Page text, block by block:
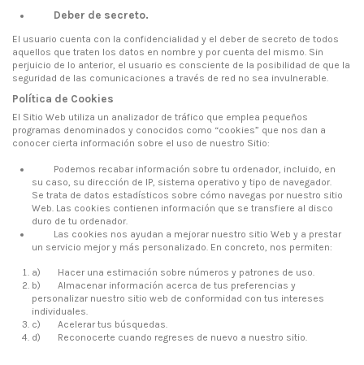
Deber de secreto.
El usuario cuenta con la confidencialidad y el deber de secreto de todos
aquellos que traten los datos en nombre y por cuenta del mismo. Sin
perjuicio de lo anterior, el usuario es consciente de la posibilidad de que la
seguridad de las comunicaciones a través de red no sea invulnerable.
Política de Cookies
El Sitio Web utiliza un analizador de tráfico que emplea pequeños
programas denominados y conocidos como “cookies” que nos dan a
conocer cierta información sobre el uso de nuestro Sitio:
Podemos recabar información sobre tu ordenador, incluido, en
su caso, su dirección de IP, sistema operativo y tipo de navegador.
Se trata de datos estadísticos sobre cómo navegas por nuestro sitio
Web. Las cookies contienen información que se transfiere al disco
duro de tu ordenador.
Las cookies nos ayudan a mejorar nuestro sitio Web y a prestar
un servicio mejor y más personalizado. En concreto, nos permiten:
a) Hacer una estimación sobre números y patrones de uso.
b) Almacenar información acerca de tus preferencias y
personalizar nuestro sitio web de conformidad con tus intereses
individuales.
c) Acelerar tus búsquedas.
d) Reconocerte cuando regreses de nuevo a nuestro sitio.